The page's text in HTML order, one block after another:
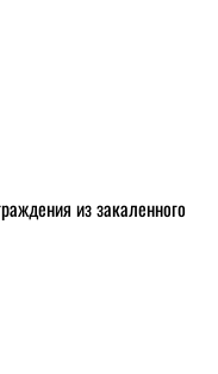
из закаленного